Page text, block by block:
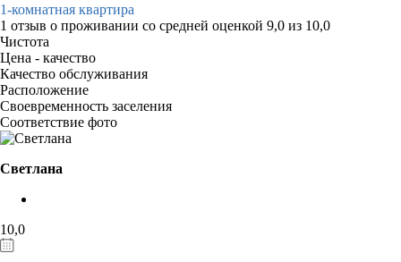
1-комнатная квартира
1 отзыв о проживании со средней оценкой 9,0 из 10,0
Чистота
Цена - качество
Качество обслуживания
Расположение
Своевременность заселения
Соответствие фото
Светлана
10,0